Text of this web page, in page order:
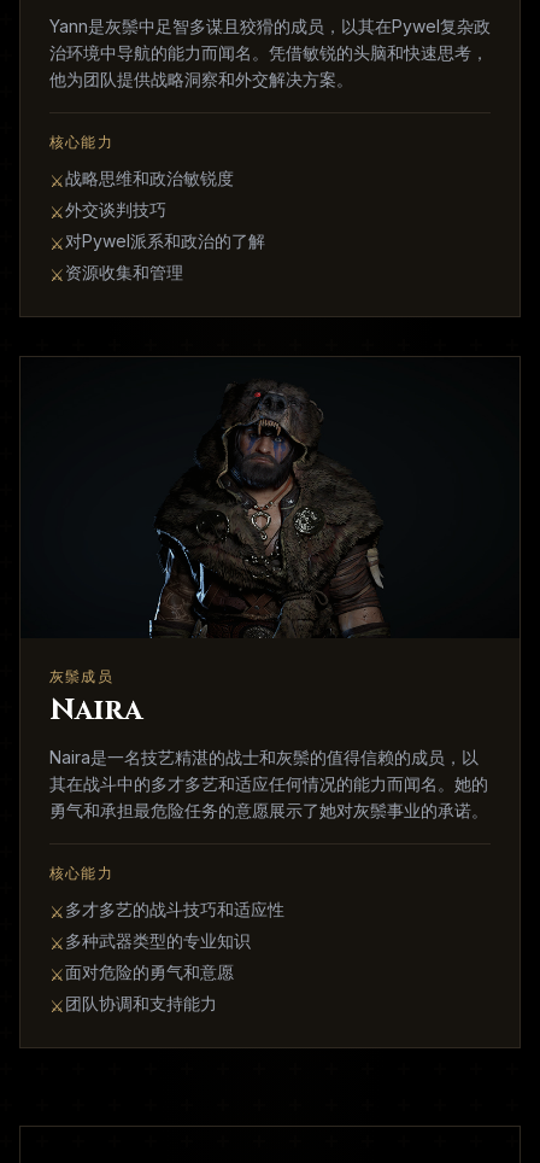
Yann是灰鬃中足智多谋且狡猾的成员，以其在Pywel复杂政
治环境中导航的能力而闻名。凭借敏锐的头脑和快速思考，
他为团队提供战略洞察和外交解决方案。
核心能力
⚔战略思维和政治敏锐度
⚔外交谈判技巧
⚔对Pywel派系和政治的了解
⚔资源收集和管理
灰鬃成员
Naira
Naira是一名技艺精湛的战士和灰鬃的值得信赖的成员，以
其在战斗中的多才多艺和适应任何情况的能力而闻名。她的
勇气和承担最危险任务的意愿展示了她对灰鬃事业的承诺。
核心能力
⚔多才多艺的战斗技巧和适应性
⚔多种武器类型的专业知识
⚔面对危险的勇气和意愿
⚔团队协调和支持能力